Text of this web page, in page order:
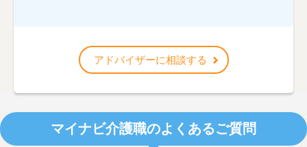
アドバイザーに相談する
マイナビ介護職のよくあるご質問